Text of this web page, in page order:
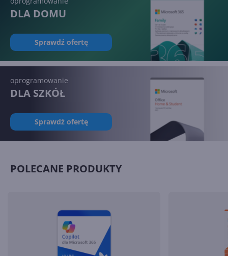
Jak przywrócić klasyczne
Jak zmienić rozmiar partycji
bez utraty danych?
DLA DOMU
Sprawdź ofertę
oprogramowanie
DLA SZKÓŁ
Sprawdź ofertę
POLECANE PRODUKTY